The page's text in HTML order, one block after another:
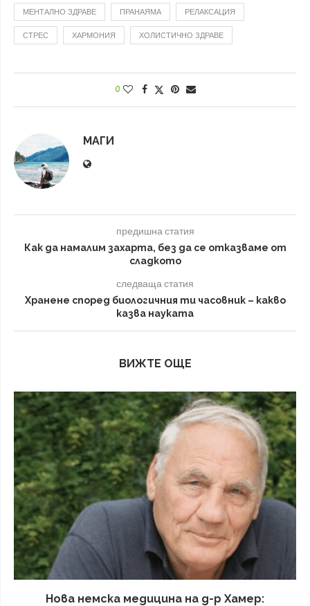
МЕНТАЛНО ЗДРАВЕ ПРАНАЯМА РЕЛАКСАЦИЯ
СТРЕС ХАРМОНИЯ ХОЛИСТИЧНО ЗДРАВЕ
0
МАГИ
предишна статия
Как да намалим захарта, без да се отказваме от
сладкото
следваща статия
Хранене според биологичния ти часовник – какво
казва науката
ВИЖТЕ ОЩЕ
Нова немска медицина на д-р Хамер: